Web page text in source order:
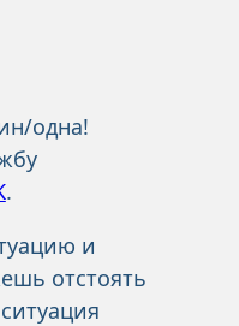
одна!
.
и
отстоять